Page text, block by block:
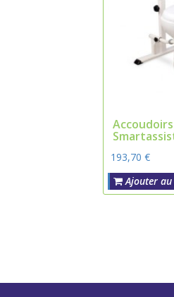
193,70 €
Ajouter au